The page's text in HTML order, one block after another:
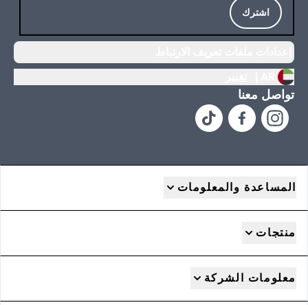
اشترك
تواصل معنا
المساعدة والمعلومات
منتجات
معلومات الشركة